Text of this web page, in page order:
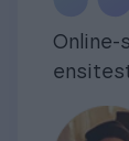
Online-